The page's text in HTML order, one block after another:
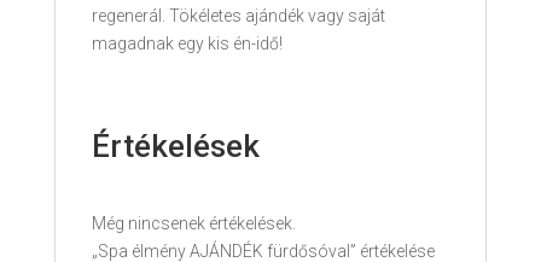
regenerál. Tökéletes ajándék vagy saját
magadnak egy kis én-idő!
Értékelések
Még nincsenek értékelések.
„Spa élmény AJÁNDÉK fürdősóval” értékelése